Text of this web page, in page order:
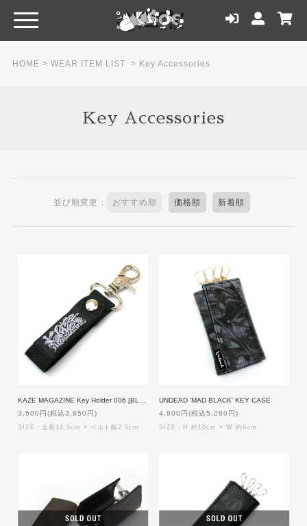
HOME > WEAR ITEM LIST > Key Accessories
Key Accessories
並び順変更： おすすめ順 価格順 新着順
3,500円(税込3,850円)
SIZE：全長14.5cm × ベルト幅2.5cm
UNDEAD 'MAD BLACK' KEY CASE
4,800円(税込5,280円)
SIZE：H 約10cm × W 約6cm